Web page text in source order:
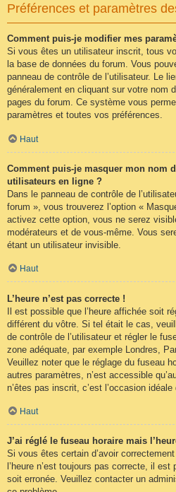
Préférences et paramètres
Comment puis-je modifier mes
Si vous êtes un utilisateur inscrit, tous
la base de données du forum. Vous
panneau de contrôle de l’utilisateur. Le
généralement en cliquant sur votre nom
pages du forum. Ce système vous
paramètres et toutes vos préférences.
Haut
Comment puis-je masquer mon nom
utilisateurs en ligne ?
Dans le panneau de contrôle de
forum », vous trouverez l’option «
activez cette option, vous ne serez
modérateurs et de vous-même. Vous
étant un utilisateur invisible.
Haut
L’heure n’est pas correcte !
Il est possible que l’heure affichée soit
différent du vôtre. Si tel était le cas,
de contrôle de l’utilisateur et régler le
zone adéquate, par exemple Londres,
Veuillez noter que le réglage du fuseau
autres paramètres, n’est accessible
n’êtes pas inscrit, c’est l’occasion idéale
Haut
J’ai réglé le fuseau horaire mais
Si vous êtes certain d’avoir
l’heure n’est toujours pas correcte, il est
soit erronée. Veuillez contacter un